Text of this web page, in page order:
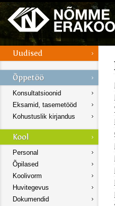
Konsultatsioonid
Eksamid, tasemetööd
Kohustuslik kirjandus
Personal
Õpilased
Koolivorm
Huvitegevus
Dokumendid